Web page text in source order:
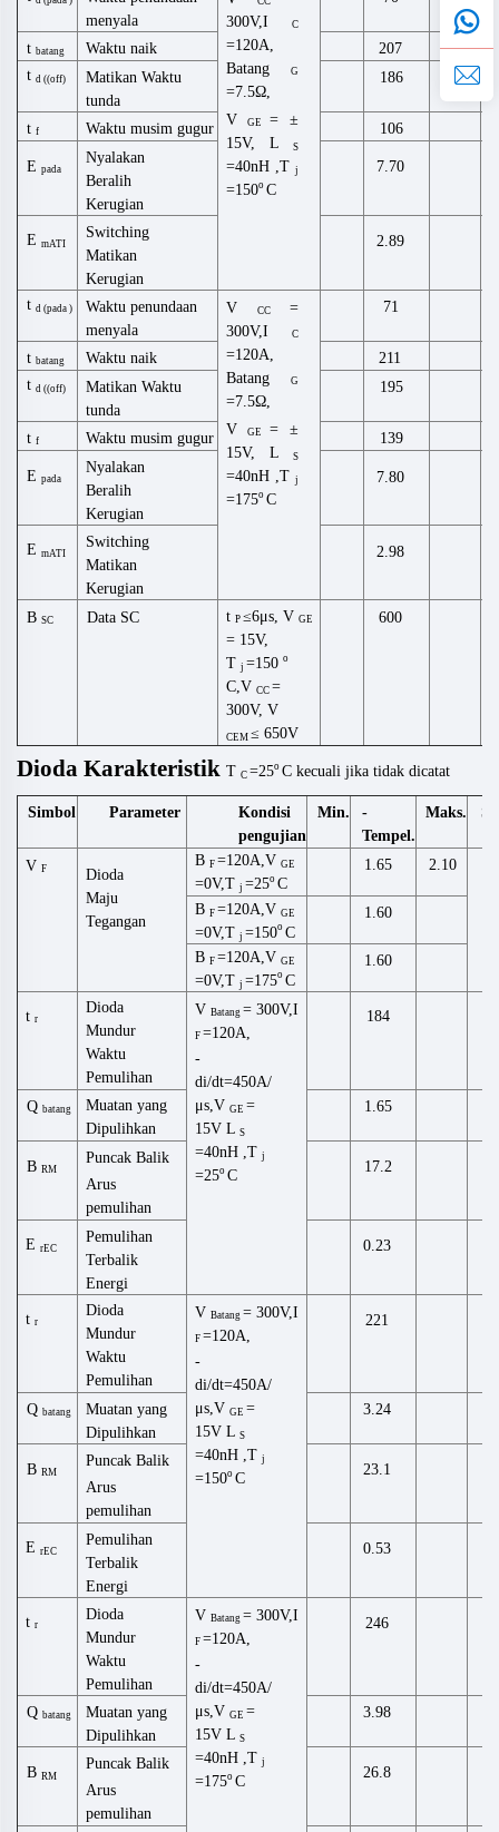
menyala
300V,I
C
=120A,
Batang
G
=7.5Ω,
VGE= ±
15V, L S
=40nH T j
=150o C
tbatang Waktu naik
207
td ((off) MatikanWaktu
tunda
186
tf Waktu musim gugur 106
Epada
Nyalakan
Beralih
Kerugian
7.70
EmATI
Switching
Matikan
Kerugian
2.89
td(pada)
Waktu penundaan
menyala
VCC =
300V,I
C
=120A,
Batang
G
=7.5Ω,
VGE= ±
15V, L S
=40nH T j
=175o C
71
tbatang Waktu naik
211
td ((off) MatikanWaktu
tunda
195
tf Waktu musim gugur 139
Epada
Nyalakan
Beralih
Kerugian
7.80
EmATI
Switching
Matikan
Kerugian
2.98
BSC Data SC tP≤6μs,VGE
= 15V,
Tj=150 o
C,VCC=
300V,V
CEM≤ 650V
600
Dioda Karakteristik T C =25o C kecuali jika tidak dicatat
Simbol Parameter
Kondisi
pengujian
Min.
-
Tempel.
Maks.
VF
Dioda
Maju
Tegangan
BF=120A,VGE
=0V,Tj=25o C
1.65 2.10
BF=120A,VGE
=0V,Tj=150o C
1.60
BF=120A,VGE
=0V,Tj=1 75o C
1.60
tr
Dioda
Mundur
Waktu
Pemulihan
V Batang = 300V,I
F =120A,
-
di/dt=450A/
μs,VGE=
15VLS
=40nH ,Tj
=25oC
184
Q batang
Muatan yang
Dipulihkan
1.65
B RM
Puncak Balik
Arus
pemulihan
17.2
ErEC
Pemulihan
Terbalik
Energi
0.23
tr
Dioda
Mundur
Waktu
Pemulihan
V Batang = 300V,I
F =120A,
-
di/dt=450A/
μs,VGE=
15VLS
=40nH ,Tj
=150oC
221
Q batang
Muatan yang
Dipulihkan
3.24
B RM
Puncak Balik
Arus
pemulihan
23.1
ErEC
Pemulihan
Terbalik
Energi
0.53
tr
Dioda
Mundur
Waktu
Pemulihan
V Batang = 300V,I
F =120A,
-
di/dt=450A/
μs,VGE=
15VLS
=40nH ,Tj
=175oC
246
Q batang
Muatan yang
Dipulihkan
3.98
B RM
Puncak Balik
Arus
pemulihan
26.8